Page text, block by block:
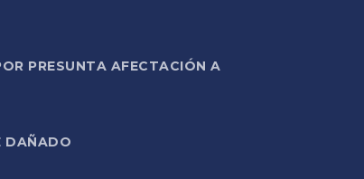
PRESUNTA AFECTACIÓN A
DAÑADO